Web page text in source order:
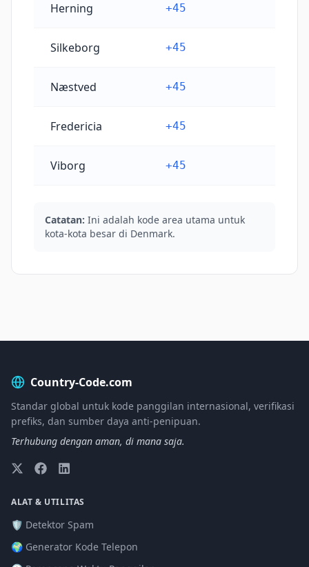
Herning +45
Silkeborg +45
Næstved +45
Fredericia +45
Viborg +45
Catatan: Ini adalah kode area utama untuk
kota-kota besar di Denmark.
Country-Code.com
Standar global untuk kode panggilan internasional, verifikasi
prefiks, dan sumber daya anti-penipuan.
Terhubung dengan aman, di mana saja.
ALAT & UTILITAS
🛡️ Detektor Spam
🌍 Generator Kode Telepon